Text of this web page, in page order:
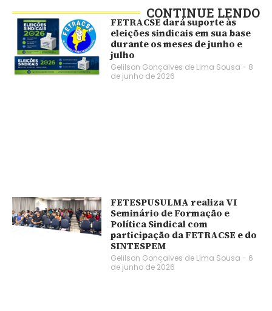
CONTINUE LENDO
FETRACSE dará suporte às
eleições sindicais em sua base
durante os meses de junho e
julho
Gelilson Gonçalves de Lima Sousa
8
de junho de 2026
FETESPUSULMA realiza VI
Seminário de Formação e
Política Sindical com
participação da FETRACSE e do
SINTESPEM
Gelilson Gonçalves de Lima Sousa
6
de junho de 2026